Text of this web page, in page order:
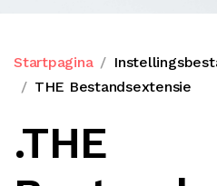
Startpagina
THE Bestandsextensie
.THE